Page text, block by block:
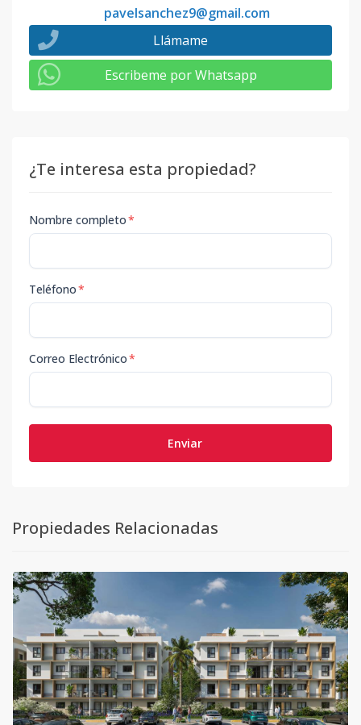
pavelsanchez9@gmail.com
Llámame
Escribeme por Whatsapp
¿Te interesa esta propiedad?
Nombre completo*
Teléfono*
Correo Electrónico*
Enviar
Propiedades Relacionadas